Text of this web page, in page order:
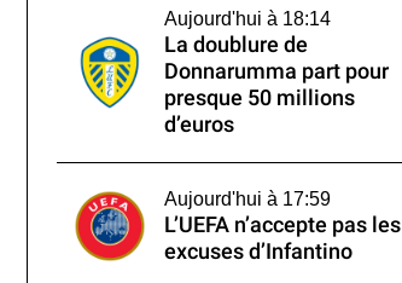
Aujourd'hui à 18:14
La doublure de
Donnarumma part pour
presque 50 millions
d’euros
Aujourd'hui à 17:59
L’UEFA n’accepte pas les
excuses d’Infantino